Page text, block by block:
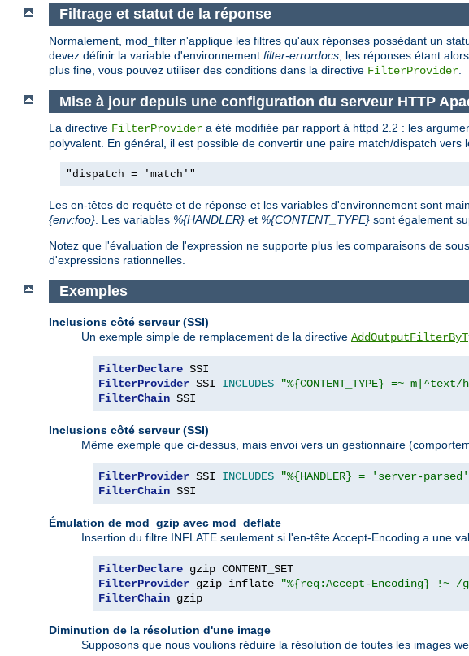
Filtrage et statut de la réponse
Normalement, mod_filter n'applique les filtres qu'aux réponses possédant un
devez définir la variable d'environnement filter-errordocs , les réponses étant
plus fine, vous pouvez utiliser des conditions dans la directive FilterProvider
Mise à jour depuis une configuration du serveur HTTP
La directive FilterProvider a été modifiée par rapport à httpd 2.2 : les
polyvalent. En général, il est possible de convertir une paire match/dispatch
"dispatch = 'match'"
Les en-têtes de requête et de réponse et les variables d'environnement sont
{env:foo}. Les variables %{HANDLER} et %{CONTENT_TYPE} sont également
Notez que l'évaluation de l'expression ne supporte plus les comparaisons de
d'expressions rationnelles.
Exemples
Inclusions côté serveur (SSI)
Un exemple simple de remplacement de la directive
FilterDeclare
FilterProvider SSI INCLUDES
"%{CONTENT_TYPE} =~
FilterChain SSI
Inclusions côté serveur (SSI)
Même exemple que ci-dessus, mais envoi vers un gestionnaire
FilterProvider SSI INCLUDES
"%{HANDLER} = 'server-
FilterChain SSI
Émulation de mod_gzip avec mod_deflate
Insertion du filtre INFLATE seulement si l'en-tête Accept-Encoding a une
FilterDeclare
FilterProvider gzip inflate
"%{req:Accept-Encoding} !~ /
FilterChain gzip
Diminution de la résolution d'une image
Supposons que nous voulions réduire la résolution de toutes les images